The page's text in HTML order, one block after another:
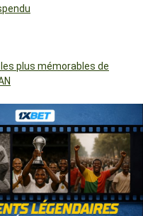
plus mémorables de